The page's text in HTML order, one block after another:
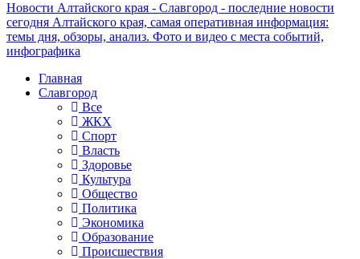
Новости Алтайского края - Славгород - последние новости
сегодня Алтайского края, самая оперативная информация:
темы дня, обзоры, анализ. Фото и видео с места событий,
инфографика
Главная
Славгород
Все
ЖКХ
Спорт
Власть
Здоровье
Культура
Общество
Политика
Экономика
Образование
Происшествия